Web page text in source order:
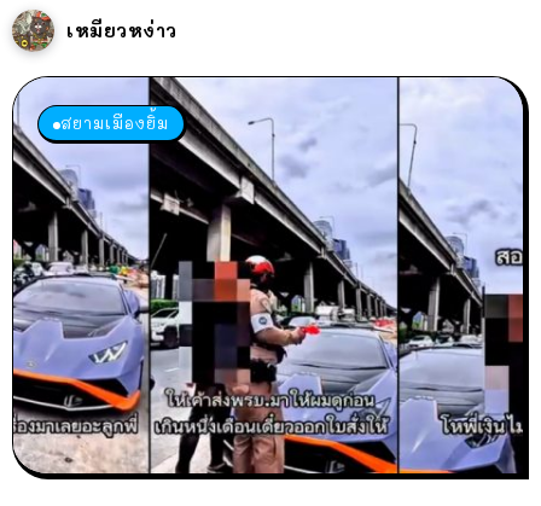
เหมียวหง่าว
สยามเมืองยิ้ม